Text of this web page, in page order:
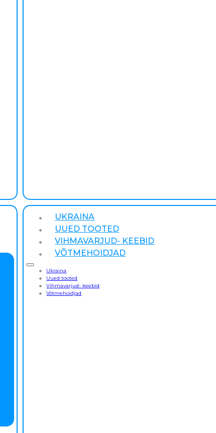
UKRAINA
UUED TOOTED
VIHMAVARJUD- KEEBID
VÕTMEHOIDJAD
Ukraina
Uued tooted
Vihmavarjud- keebid
Võtmehoidjad